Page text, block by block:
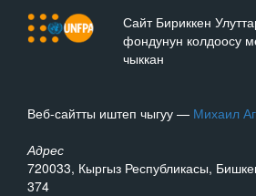
Сайт Бириккен
фондунун колдоосу
чыккан
Веб-сайтты иштеп чыгуу — Михаил
Адрес
720033, Кыргыз Республикасы,
374